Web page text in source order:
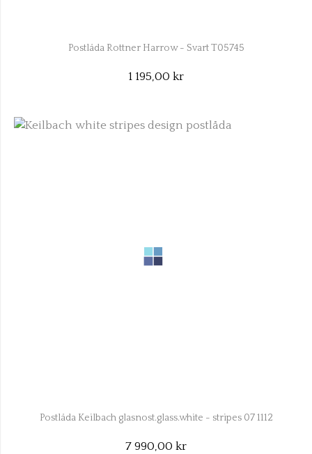
Postlåda Rottner Harrow - Svart T05745
1 195,00 kr
Postlåda Keilbach glasnost.glass.white - stripes 07 1112
7 990,00 kr